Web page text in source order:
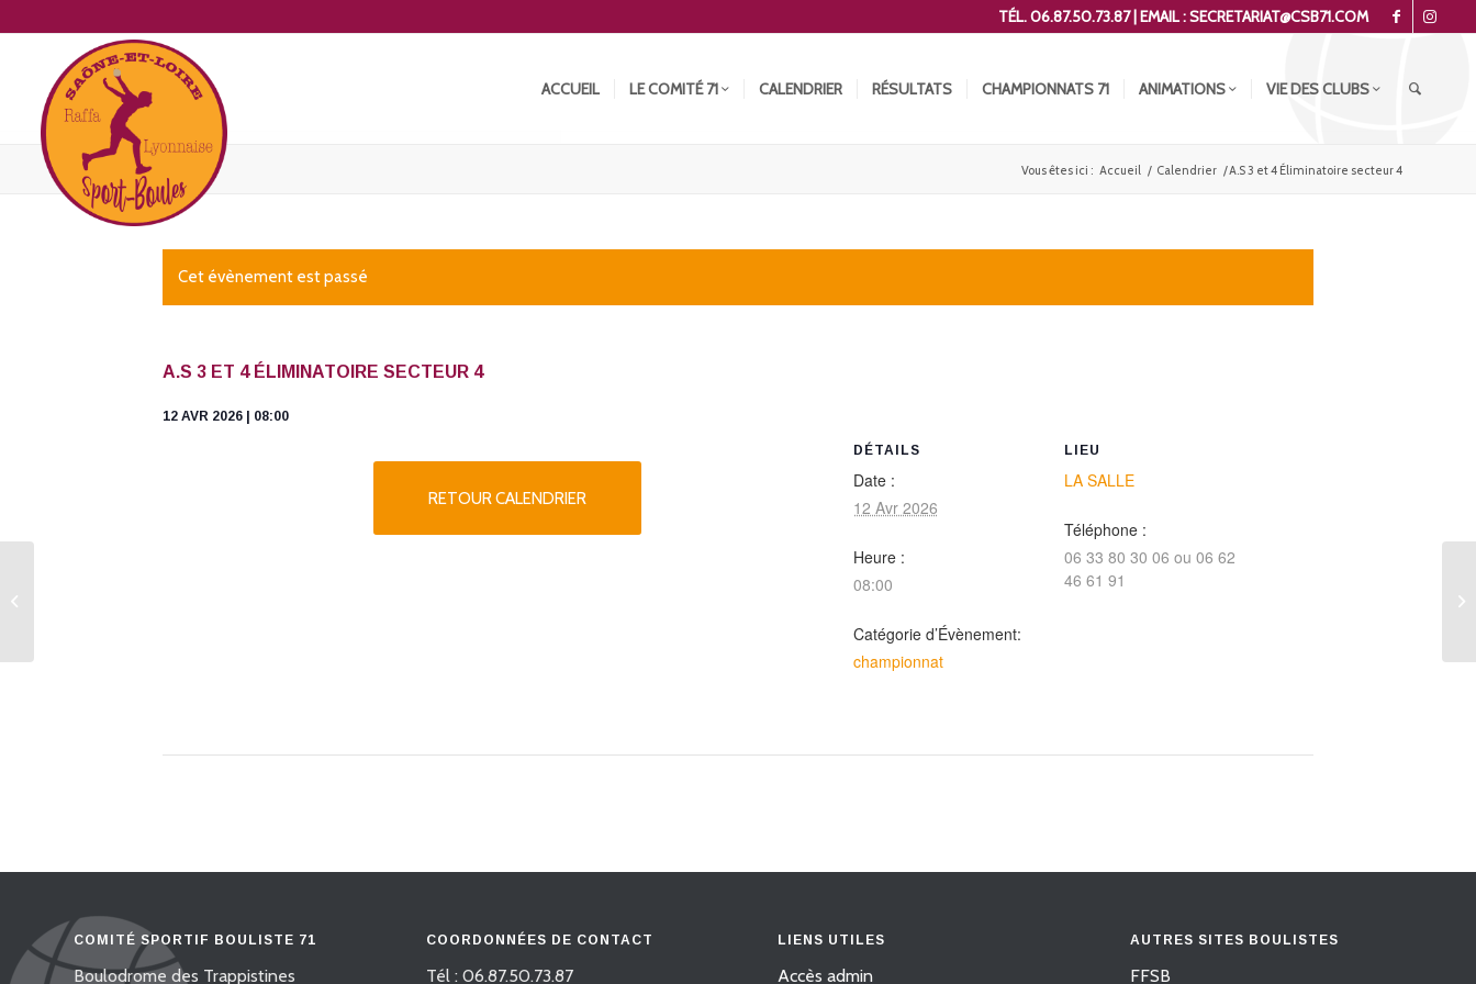
TÉL. 06.87.50.73.87 | EMAIL : SECRETARIAT@CSB71.COM
ACCUEIL LE COMITÉ 71 CALENDRIER RÉSULTATS CHAMPIONNATS 71 ANIMATIONS VIE DES CLUBS
Vous êtes ici : Accueil / Calendrier /A.S 3 et 4 Éliminatoire secteur 4
Cet évènement est passé
A.S 3 ET 4 ÉLIMINATOIRE SECTEUR 4
12 AVR 2026 | 08:00
RETOUR CALENDRIER
DÉTAILS
Date :
12 Avr 2026
Heure :
08:00
Catégorie d’Évènement:
championnat
LIEU
LA SALLE
Téléphone :
06 33 80 30 06 ou 06 62
46 61 91
COMITÉ SPORTIF BOULISTE 71
Boulodrome des Trappistines
COORDONNÉES DE CONTACT
Tél : 06.87.50.73.87
LIENS UTILES
Accès admin
AUTRES SITES BOULISTES
FFSB